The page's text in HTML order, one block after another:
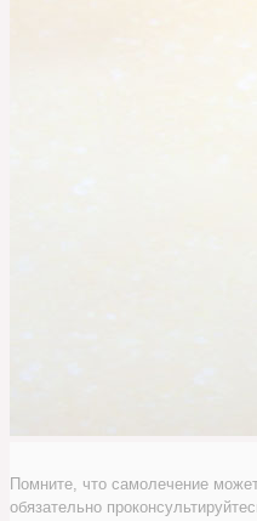
Помните, что самолечение
обязательно